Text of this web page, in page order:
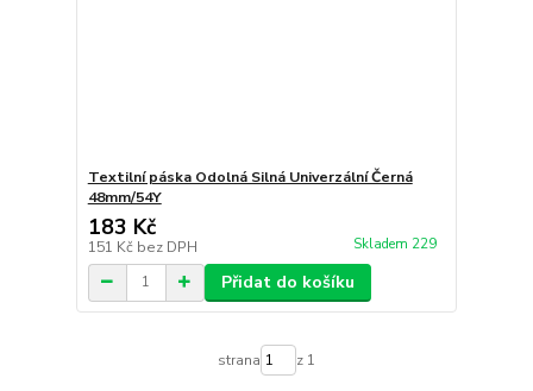
Textilní páska Odolná Silná Univerzální Černá
48mm/54Y
183 Kč
151 Kč bez DPH Skladem 229
Přidat do košíku
strana z 1